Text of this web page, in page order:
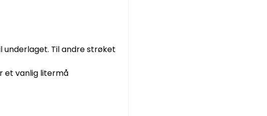
underlaget. Til andre strøket
et vanlig litermå